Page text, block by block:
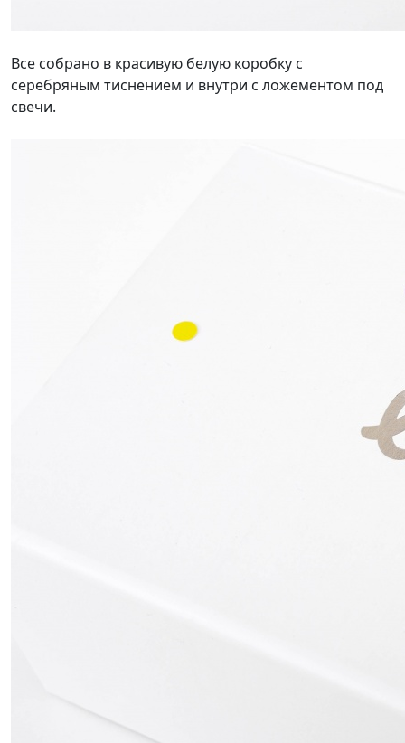
Все собрано в красивую белую коробку с
серебряным тиснением и внутри с ложементом под
свечи.